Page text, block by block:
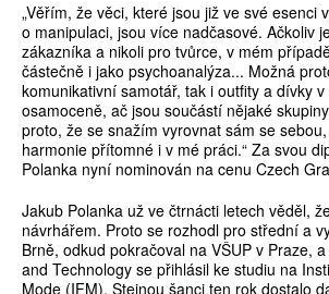
„Věřím, že věci, které jsou již ve své esenci
o manipulaci, jsou více nadčasové. Ačkoliv
zákazníka a nikoli pro tvůrce, v mém
částečně i jako psychoanalýza... Možná
komunikativní samotář, tak i outfity a dívky
osamoceně, ač jsou součástí nějaké
proto, že se snažím vyrovnat sám se
harmonie přítomné i v mé práci.“ Za svou
Polanka nyní nominován na cenu Czech
Jakub Polanka už ve čtrnácti letech věděl,
návrhářem. Proto se rozhodl pro střední a
Brně, odkud pokračoval na VŠUP v Praze,
and Technology se přihlásil ke studiu na
Mode (IFM). Stejnou šanci ten rok dostalo